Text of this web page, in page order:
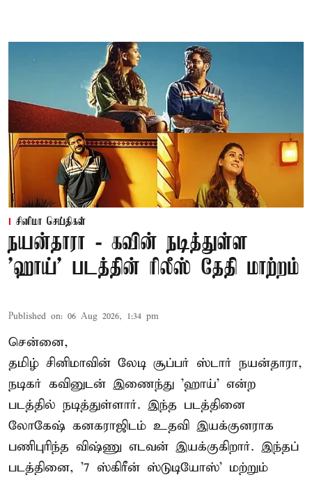
சினிமா செய்திகள்
நயன்தாரா - கவின் நடித்துள்ள
'ஹாய்' படத்தின் ரிலீஸ் தேதி மாற்றம்
Published on: 06 Aug 2026, 1:34 pm
சென்னை,
தமிழ் சினிமாவின் லேடி சூப்பர் ஸ்டார் நயன்தாரா,
நடிகர் கவினுடன் இணைந்து 'ஹாய்' என்ற
படத்தில் நடித்துள்ளார். இந்த படத்தினை
லோகேஷ் கனகராஜிடம் உதவி இயக்குனராக
பணிபுரிந்த விஷ்ணு எடவன் இயக்குகிறார். இந்தப்
படத்தினை, '7 ஸ்கிரீன் ஸ்டுடியோஸ்' மற்றும்